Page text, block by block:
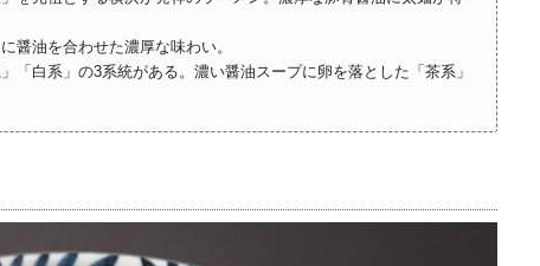
油を合わせた濃厚な味わい。
白系」の3系統がある。濃い醤油スープに卵を落とした「茶系」